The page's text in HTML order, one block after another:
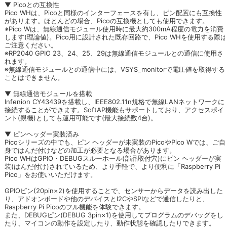
▼ Picoとの互換性
Pico WHは、Picoと同様のインターフェースを有し、ピン配置にも互換性
があります。ほとんどの場合、Picoの互換機としても使用できます。
※Pico Wは、無線通信モジュール使用時に最大約300mA程度の電力を消費
します(理論値)。Pico用に設計された既存回路で、Pico WHを使用する際は
ご注意ください。
※RP2040 GPIO 23、24、25、29は無線通信モジュールとの通信に使用さ
れます。
※無線通信モジュールとの通信中には、VSYS_monitorで電圧値を取得する
ことはできません。
▼ 無線通信モジュールを搭載
Infenion CY43439を搭載し、IEEE802.11n規格で無線LANネットワークに
接続することができます。SoftAP機能もサポートしており、アクセスポイ
ント(親機)としても運用可能です(最大接続数4台)。
▼ ピンヘッダー実装済み
Picoシリーズの中でも、ピン ヘッダーが未実装のPicoやPico Wでは、ご自
身ではんだ付けなどの加工が必要となる場合があります。
Pico WHはGPIO・DEBUGスルーホール(部品取付穴)にピン ヘッダーが実
装(はんだ付け)されているため、より手軽で、より便利に「Raspberry Pi
Pico」をお使いいただけます。
GPIOピン(20pin×2)を使用することで、センサーからデータを読み出した
り、アドオンボードや他のデバイスとI2CやSPIなどで通信したりと、
Raspberry Pi Picoのフル機能を体験できます。
また、DEBUGピン(DEBUG 3pin×1)を使用してプログラムのデバッグをし
たり、マイコンの動作を設定したり、動作状態を確認したりできます。